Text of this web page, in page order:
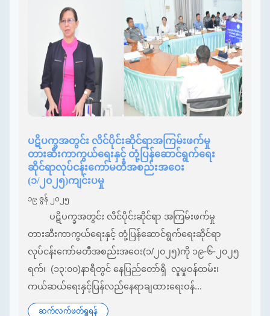
ပဋိပက္ခအတွင်း လိင်ပိုင်းဆိုင်ရာအကြမ်းဖက်မှု
တားဆီးကာကွယ်ရေးနှင့် တုံ့ပြန်ဆောင်ရွက်ရေး
ဆိုင်ရာလုပ်ငန်းကော်မတီအစည်းအဝေး
(၁/၂၀၂၅)ကျင်းပမှု
၁၉ ဇွန် ၂၀၂၅
ပဋိပက္ခအတွင်း လိင်ပိုင်းဆိုင်ရာ အကြမ်းဖက်မှု
တားဆီးကာကွယ်ရေးနှင့် တုံ့ပြန်ဆောင်ရွက်ရေးဆိုင်ရာ
လုပ်ငန်းကော်မတီအစည်းအဝေး(၁/၂၀၂၅)ကို ၁၉-၆-၂၀၂၅
ရက်၊ (၁၃:၀၀)နာရီတွင် နေပြည်တော်ရှိ လူမှုဝန်ထမ်း၊
ကယ်ဆယ်ရေးနှင့်ပြန်လည်နေရာချထားရေးဝန်...
ဆက်လက်ဖတ်ရှုရန်